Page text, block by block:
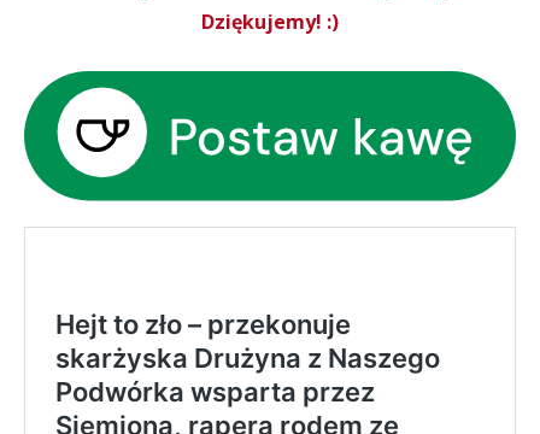
Dziękujemy! :)